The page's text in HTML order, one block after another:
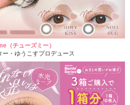
（チューズミー）
ー・ゆうこすプロデュース